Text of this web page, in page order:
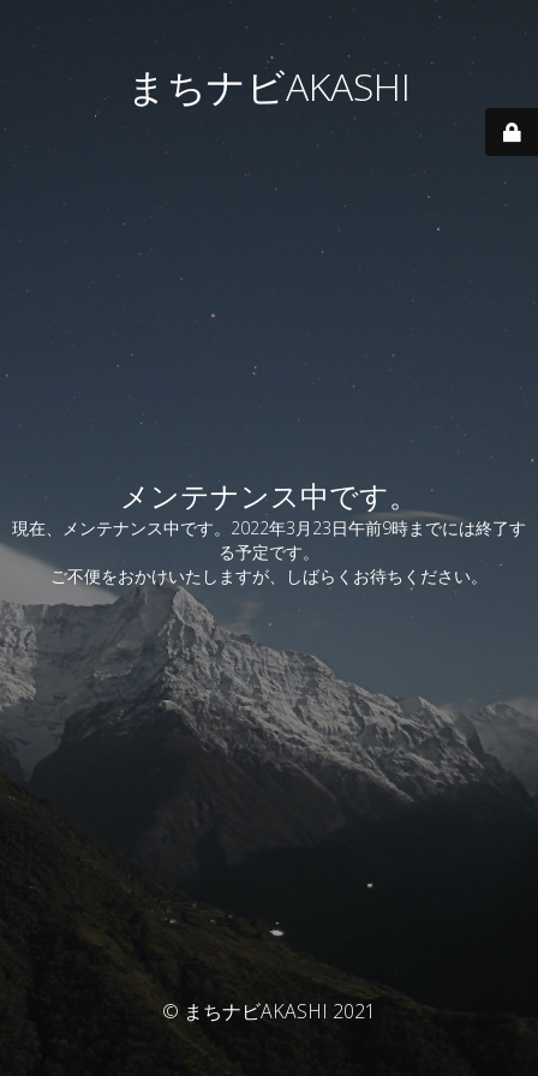
まちナビAKASHI
メンテナンス中です。
現在、メンテナンス中です。2022年3月23日午前9時までには終了す
る予定です。
ご不便をおかけいたしますが、しばらくお待ちください。
© まちナビAKASHI 2021